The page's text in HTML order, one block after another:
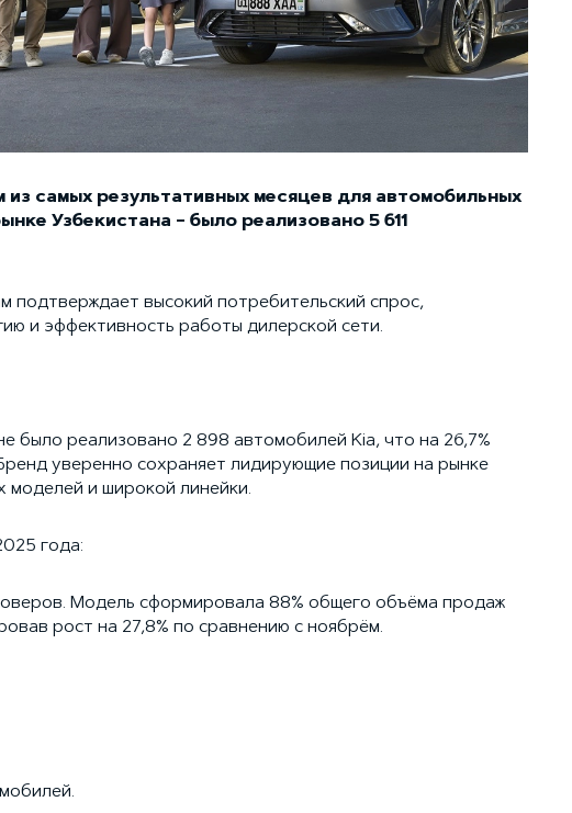
самых результативных месяцев для автомобильных
Узбекистана – было реализовано 5 611
подтверждает высокий потребительский спрос,
и эффективность работы дилерской сети.
было реализовано 2 898 автомобилей Kia, что на 26,7%
уверенно сохраняет лидирующие позиции на рынке
моделей и широкой линейки.
года:
Модель сформировала 88% общего объёма продаж
рост на 27,8% по сравнению с ноябрём.